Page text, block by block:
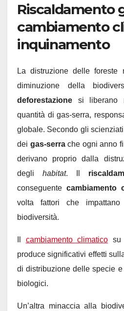
Riscaldamento
cambiamento
inquinamento
La distruzione delle foreste
diminuzione della
deforestazione si liberano
quantità di gas-serra,
globale. Secondo gli scienziati
dei gas-serrache ogni anno
derivano proprio dalla
degli habitat. Il
conseguente cambiamento
volta fattori che impattano
biodiversità.
cambiamento climatico su
produce significativi effetti
di distribuzione delle specie
biologici.
Un’altra minaccia alla